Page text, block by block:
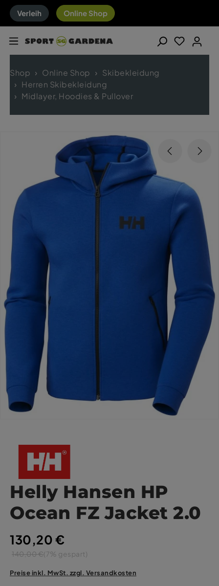
Verleih Online Shop
Shop Online Shop
Skibekleidung
Herren Skibekleidung
Midlayer, Hoodies & Pullover
Helly Hansen HP
Ocean FZ Jacket 2.0
130,20 €
140,00 €(7% gespart)
Preise inkl. MwSt. zzgl. Versandkosten